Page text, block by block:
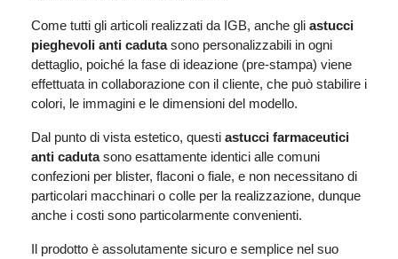
Come tutti gli articoli realizzati da IGB, anche gli astucci
pieghevoli anti cadutasono personalizzabili in ogni
dettaglio, poiché la fase di ideazione (pre-stampa) viene
effettuata in collaborazione con il cliente, che può stabilire i
colori, le immagini e le dimensioni del modello.
Dal punto di vista estetico, questi astucci farmaceutici
anti cadutasono esattamente identici alle comuni
confezioni per blister, flaconi o fiale, e non necessitano di
particolari macchinari o colle per la realizzazione, dunque
anche i costi sono particolarmente convenienti.
Il prodotto è assolutamente sicuro e semplice nel suo